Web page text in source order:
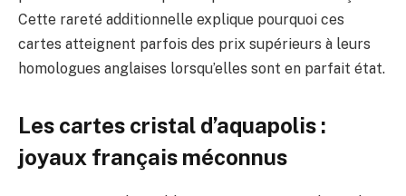
Cette rareté additionnelle explique pourquoi ces
cartes atteignent parfois des prix supérieurs à leurs
homologues anglaises lorsqu’elles sont en parfait état.
Les cartes cristal d’aquapolis :
joyaux français méconnus